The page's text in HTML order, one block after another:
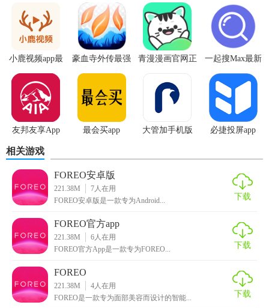
1. 使用“健康日记”功能记录每日饮食、运动和感受，以便更全
面地了解自己的健康状况。
2. 通过“睡眠分析”功能，了解每晚的睡眠周期和质量，从而调
整作息习惯。
3. 利用“运动跟踪”功能，记录每日运动量，并设置运动目标，
激励自己保持活跃。
4. 定期查看“健康报告”，了解近期的健康状况变化，及时调整
【FOREO免费版亮点】
1. 提供全面的健康监测功能，满足用户多样化的健康需求。
2. 界面简洁明了，操作便捷，适合各年龄段用户使用。
3. 强大的数据分析功能，帮助用户深入了解自身健康状况。
4. 提供个性化的健康改善建议，引导用户形成良好的生活习
惯。
小鹿视频app最
新版
豪血寺外传最强
传说无限血版
青漫漫画官网正
一起搜Max最新
版
友邦友享App 最会买app 大管加手机版 必捷投屏app
相关游戏
FOREO安卓版
221.38M 7人在用
FOREO安卓版是一款专为Android...
下载
FOREO官方app
221.38M 6人在用
FOREO官方App是一款专为FOREO...
下载
FOREO
221.38M 4人在用
FOREO是一款专为面部美容而设计的智能...
下载